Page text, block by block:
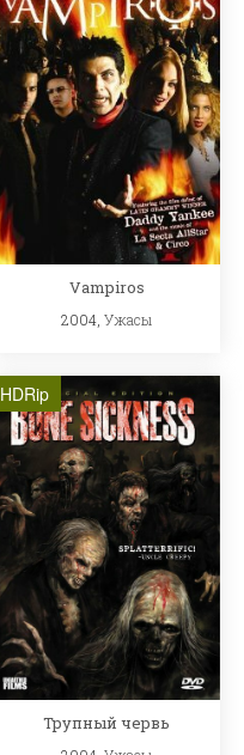
Vampiros
2004,Ужасы
HDRip
Трупный червь